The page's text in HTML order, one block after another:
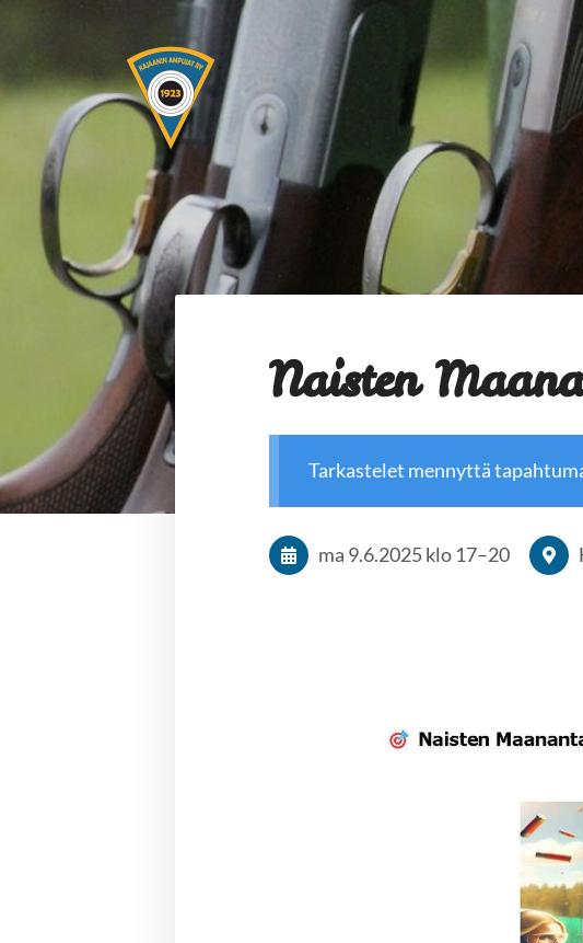
sisältöön
Kajaanin Ampujat ry
Naisten
Tarkastelet mennyttä
ma 9.6.2025klo 17–20